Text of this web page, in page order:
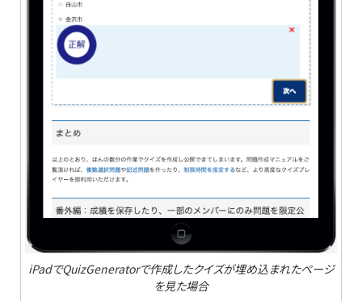
iPadでQuizGeneratorで作成したクイズが埋め込まれたページ
を見た場合